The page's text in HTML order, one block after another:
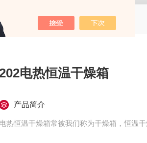
202电热恒温干燥箱
产品简介
电热恒温干燥箱常被我们称为干燥箱，恒温